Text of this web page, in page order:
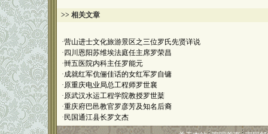
>> 相关文章
·营山进士文化旅游景区之三位罗氏先贤详说
· 四川恩阳苏维埃法庭任主席罗荣昌
·卌五医院内科主任罗能元
·成就红军伉俪佳话的女红军罗自镛
·原重庆电业局总工程师罗世襄
·原武汉水运工程学院教授罗世棻
·重庆府巴邑教官罗彦芳及知名后裔
· 民国通江县长罗文杰